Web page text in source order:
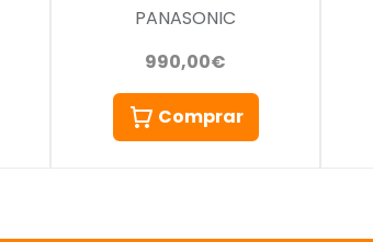
PANASONIC
990,00€
Comprar